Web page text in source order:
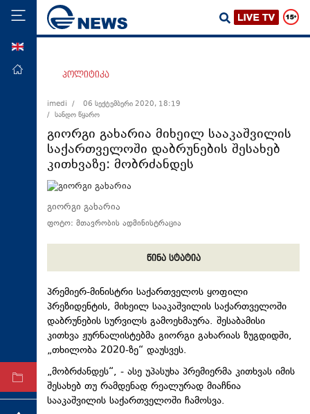
მთავარი
ეკონომიკა
მსოფლიო
ჯანდაცვა
საზოგადოება
სამართალი
სპორტი
ტექნოლოგიები
ტაბლოიდი
არქივი
პოლიტიკა
imedi /
06 სექტემბერი 2020, 18:19
/ სანდო წყარო
გიორგი გახარია მიხეილ სააკაშვილის
საქართველოში დაბრუნების შესახებ
კითხვაზე: მობრძანდეს
გიორგი გახარია
ფოტო: მთავრობის ადმინისტრაცია
წინა სტატია
პრემიერ-მინისტრი საქართველოს ყოფილი
პრეზიდენტის, მიხეილ სააკაშვილის საქართველოში
დაბრუნების სურვილს გამოეხმაურა. შესაბამისი
კითხვა ჟურნალისტებმა გიორგი გახარიას ზუგდიდში,
„თხილობა 2020-ზე“ დაუსვეს.
„მობრძანდეს“, - ასე უპასუხა პრემიერმა კითხვას იმის
შესახებ თუ რამდენად რეალურად მიაჩნია
სააკაშვილის საქართველოში ჩამოსვა.